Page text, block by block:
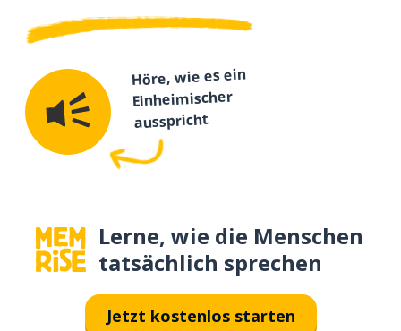
Höre, wie es ein
Einheimischer
ausspricht
Lerne, wie die Menschen
tatsächlich sprechen
Jetzt kostenlos starten